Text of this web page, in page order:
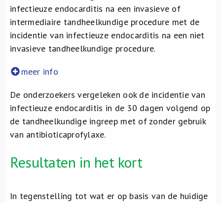
infectieuze endocarditis na een invasieve of
intermediaire tandheelkundige procedure met de
incidentie van infectieuze endocarditis na een niet
invasieve tandheelkundige procedure.
meer info
De onderzoekers vergeleken ook de incidentie van
infectieuze endocarditis in de 30 dagen volgend op
de tandheelkundige ingreep met of zonder gebruik
van antibioticaprofylaxe.
Resultaten in het kort
In tegenstelling tot wat er op basis van de huidige